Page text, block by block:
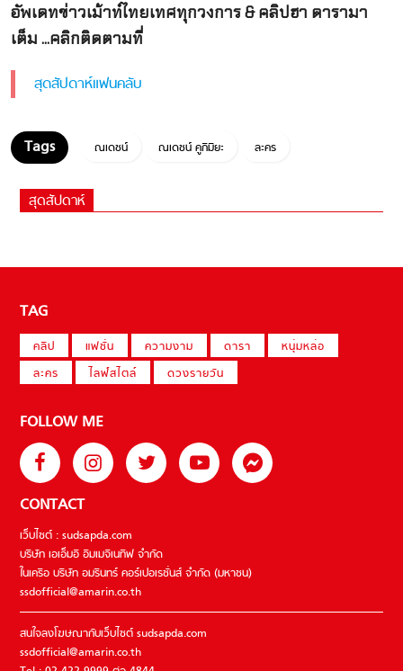
อัพเดทข่าวเม้าท์ไทยเทศทุกวงการ & คลิปฮา ดารามา
เต็ม ...คลิกติดตามที่
สุดสัปดาห์แฟนคลับ
ณเดชน์ ณเดชน์ คูกิมิยะ ละคร
สุดสัปดาห์
TAG
คลิป แฟชั่น ความงาม ดารา
หนุ่มหล่อ
ละคร
ไลฟ์สไตล์ ดวงรายวัน
FOLLOW ME
CONTACT
เว็บไซต์ : sudsapda.com
บริษัท เอเอ็มอี อิมเมจิเนทีฟ จำกัด
ในเครือ บริษัท อมรินทร์ คอร์เปอเรชั่นส์ จำกัด (มหาชน)
ssdofficial@amarin.co.th
สนใจลงโฆษณากับเว็บไซต์ sudsapda.com
ssdofficial@amarin.co.th